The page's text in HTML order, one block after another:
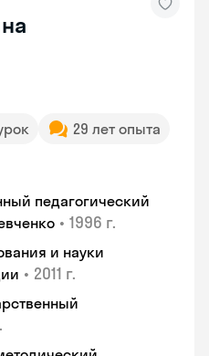
29 лет опыта
педагогический
• 1996 г.
и науки
• 2011 г.